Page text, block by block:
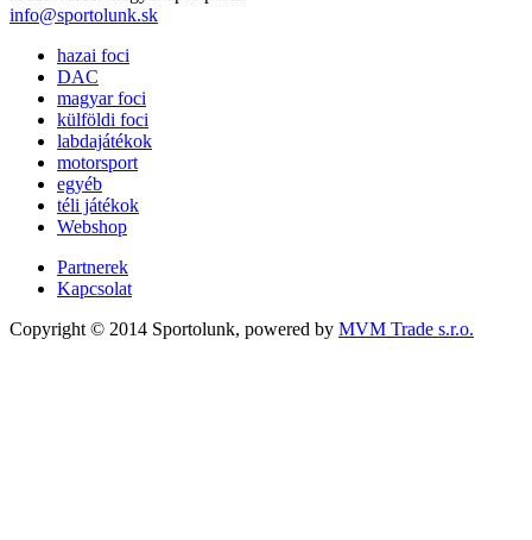
info@sportolunk.sk
hazai foci
DAC
magyar foci
külföldi foci
labdajátékok
motorsport
egyéb
téli játékok
Webshop
Partnerek
Kapcsolat
Copyright © 2014 Sportolunk, powered by MVM Trade s.r.o.